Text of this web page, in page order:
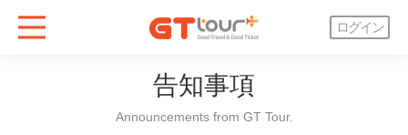
ログイン
告知事項
Announcements from GT Tour.